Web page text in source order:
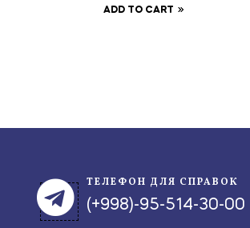
ADD TO CART
ТЕЛЕФОН ДЛЯ СПРАВОК
(+998)-95-514-30-00